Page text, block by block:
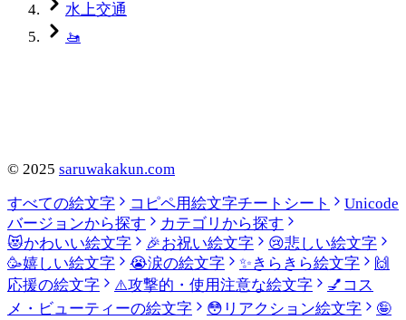
水上交通
🚤
© 2025 saruwakakun.com
すべての絵文字
コピペ用絵文字チートシート
Unicode
バージョンから探す
カテゴリから探す
😻かわいい絵文字 🎉お祝い絵文字 😢悲しい絵文字
🥳嬉しい絵文字 😭涙の絵文字 ✨きらきら絵文字
🙌
応援の絵文字
⚠️攻撃的・使用注意な絵文字 💅 コス
メ・ビューティーの絵文字
😳 リアクション絵文字
🤪